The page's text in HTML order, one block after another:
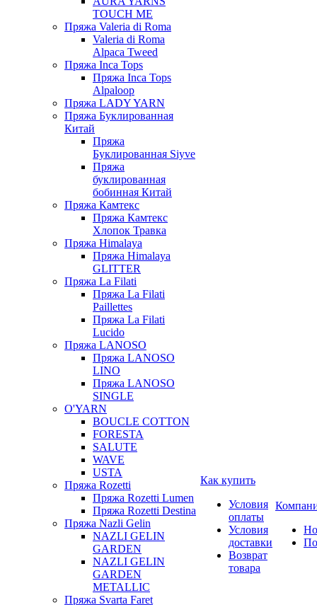
TOUCH ME
Пряжа Valeria di Roma
Valeria di Roma
Alpaca Tweed
Пряжа Inca Tops
Пряжа Inca Tops
Alpaloop
Пряжа LADY YARN
Пряжа Буклированная
Китай
Пряжа
Буклированная Siyve
Пряжа
буклированная
бобинная Китай
Пряжа Камтекс
Пряжа Камтекс
Хлопок Травка
Пряжа Himalaya
Пряжа Himalaya
GLITTER
Пряжа La Filati
Пряжа La Filati
Paillettes
Пряжа La Filati
Lucido
Пряжа LANOSO
Пряжа LANOSO
LINO
Пряжа LANOSO
SINGLE
O'YARN
BOUCLE COTTON
FORESTA
SALUTE
WAVE
USTA
Пряжа Rozetti
Пряжа Rozetti Lumen
Пряжа Rozetti Destina
Пряжа Nazli Gelin
NAZLI GELIN
GARDEN
NAZLI GELIN
GARDEN
METALLIC
Пряжа Svarta Faret
Как купить
Условия
оплаты
Условия
доставки
Возврат
товара